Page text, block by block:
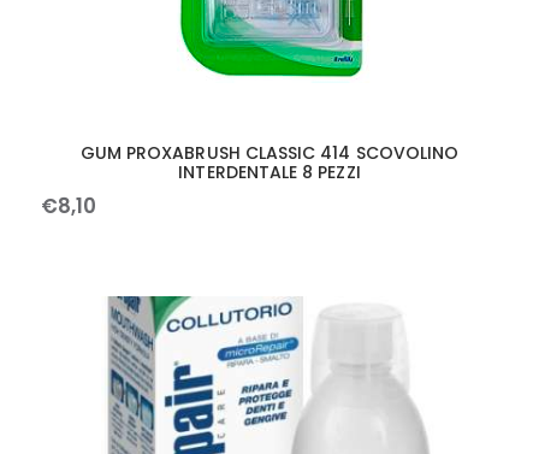
GUM PROXABRUSH CLASSIC 414 SCOVOLINO
INTERDENTALE 8 PEZZI
€8,10